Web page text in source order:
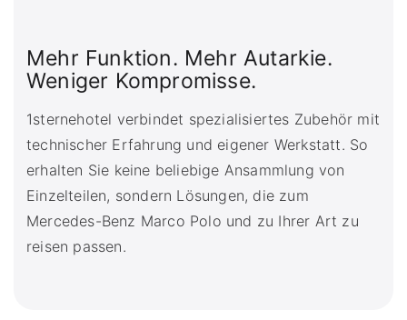
Mehr Funktion. Mehr Autarkie.
Weniger Kompromisse.
1sternehotel verbindet spezialisiertes Zubehör mit
technischer Erfahrung und eigener Werkstatt. So
erhalten Sie keine beliebige Ansammlung von
Einzelteilen, sondern Lösungen, die zum
Mercedes-Benz Marco Polo und zu Ihrer Art zu
reisen passen.